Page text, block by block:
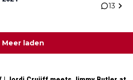
13
Meer laden